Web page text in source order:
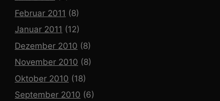
Februar 2011 (8)
Januar 2011 (12)
Dezember 2010 (8)
November 2010 (8)
Oktober 2010 (18)
September 2010 (6)